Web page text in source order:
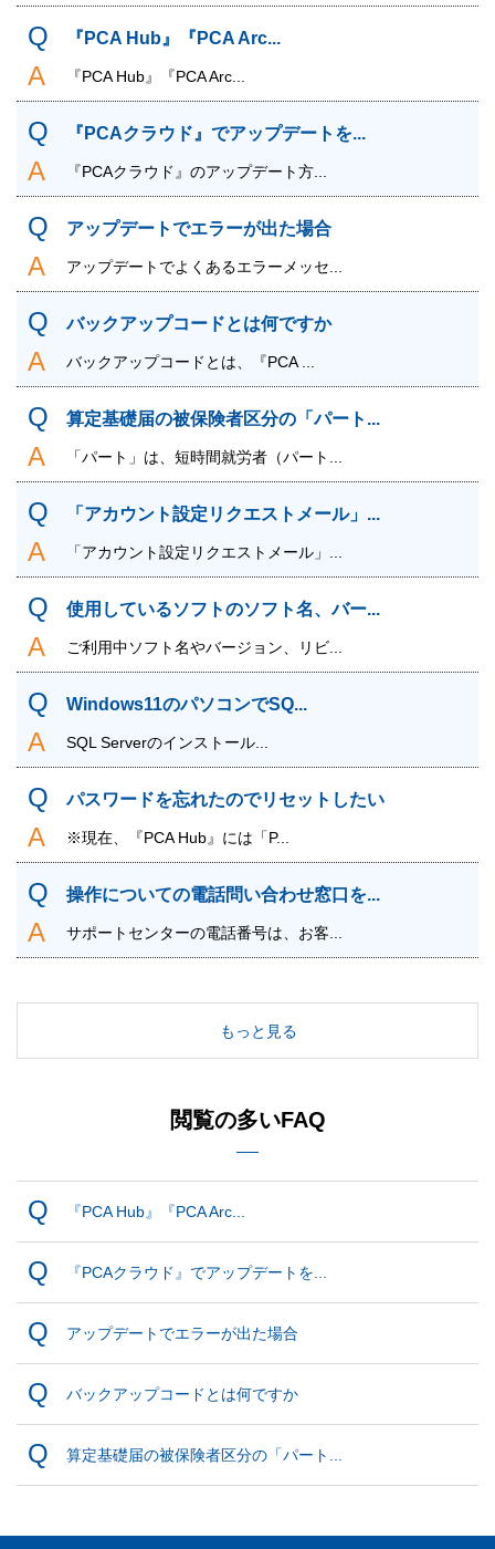
『PCA Hub』『PCA Arc...
『PCA Hub』『PCA Arc...
『PCAクラウド』でアップデートを...
『PCAクラウド』のアップデート方...
アップデートでエラーが出た場合
アップデートでよくあるエラーメッセ...
バックアップコードとは何ですか
バックアップコードとは、『PCA ...
算定基礎届の被保険者区分の「パート...
「パート」は、短時間就労者（パート...
「アカウント設定リクエストメール」...
「アカウント設定リクエストメール」...
使用しているソフトのソフト名、バー...
ご利用中ソフト名やバージョン、リビ...
Windows11のパソコンでSQ...
SQL Serverのインストール...
パスワードを忘れたのでリセットしたい
※現在、『PCA Hub』には「P...
操作についての電話問い合わせ窓口を...
サポートセンターの電話番号は、お客...
もっと見る
閲覧の多いFAQ
『PCA Hub』『PCA Arc...
『PCAクラウド』でアップデートを...
アップデートでエラーが出た場合
バックアップコードとは何ですか
算定基礎届の被保険者区分の「パート...